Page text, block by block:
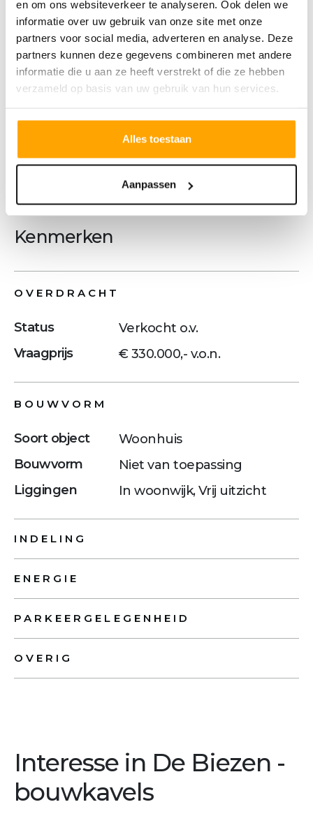
en om ons websiteverkeer te analyseren. Ook delen we
informatie over uw gebruik van onze site met onze
partners voor social media, adverteren en analyse. Deze
partners kunnen deze gegevens combineren met andere
informatie die u aan ze heeft verstrekt of die ze hebben
verzameld op basis van uw gebruik van hun services.
Alles toestaan
Aanpassen
een vrijblijvende afspraak. Wij bespreken
graag de mogelijkheden en helpen u verder
bij het maken van uw keuze.
Wacht niet te lang, want dit is een kans die u
niet wilt missen!
www.debiezen-lagezwaluwe.nl
Meer tekst
Kenmerken
OVERDRACHT
Status
Verkocht o.v.
Vraagprijs
€ 330.000,- v.o.n.
BOUWVORM
Soort object
Woonhuis
Bouwvorm
Niet van toepassing
Liggingen
In woonwijk, Vrij uitzicht
INDELING
ENERGIE
PARKEERGELEGENHEID
OVERIG
Interesse in De Biezen -
bouwkavels